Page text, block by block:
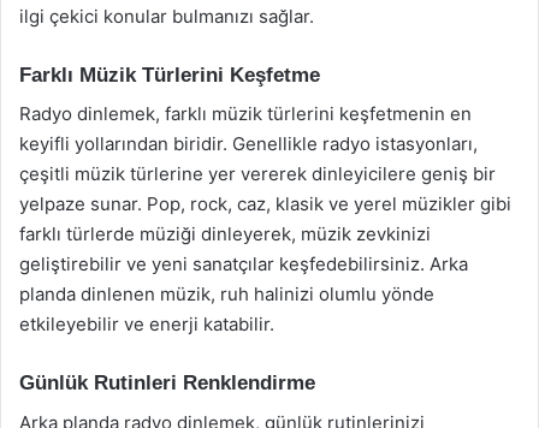
ilgi çekici konular bulmanızı sağlar.
Farklı Müzik Türlerini Keşfetme
Radyo dinlemek, farklı müzik türlerini keşfetmenin en
keyifli yollarından biridir. Genellikle radyo istasyonları,
çeşitli müzik türlerine yer vererek dinleyicilere geniş bir
yelpaze sunar. Pop, rock, caz, klasik ve yerel müzikler gibi
farklı türlerde müziği dinleyerek, müzik zevkinizi
geliştirebilir ve yeni sanatçılar keşfedebilirsiniz. Arka
planda dinlenen müzik, ruh halinizi olumlu yönde
etkileyebilir ve enerji katabilir.
Günlük Rutinleri Renklendirme
Arka planda radyo dinlemek, günlük rutinlerinizi